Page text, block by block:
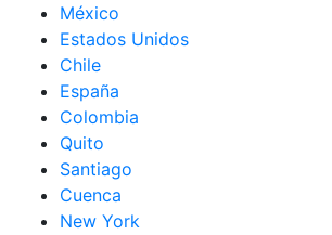
México
Estados Unidos
Chile
España
Colombia
Quito
Santiago
Cuenca
New York